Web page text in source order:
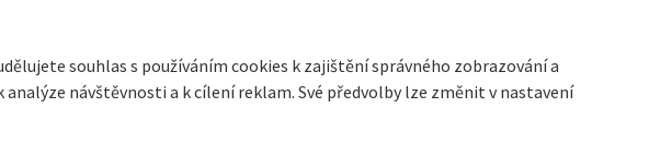
souhlas s používáním cookies k zajištění správného zobrazování a
analýze návštěvnosti a k cílení reklam. Své předvolby lze změnit v nastavení